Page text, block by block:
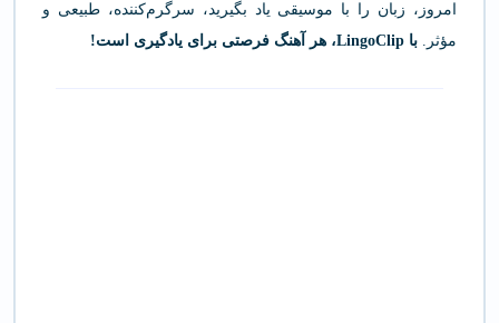
امروز، زبان را با موسیقی یاد بگیرید، سرگرم‌کننده، طبیعی و
مؤثر. با LingoClip، هر آهنگ فرصتی برای یادگیری است!